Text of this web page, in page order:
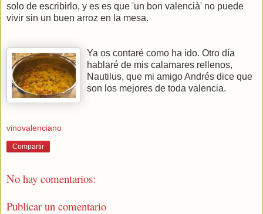
solo de escribirlo, y es es que 'un bon valencià' no puede
vivir sin un buen arroz en la mesa.
Ya os contaré como ha ido. Otro día
hablaré de mis calamares rellenos,
Nautilus, que mi amigo Andrés dice que
son los mejores de toda valencia.
vinovalenciano
Compartir
No hay comentarios:
Publicar un comentario